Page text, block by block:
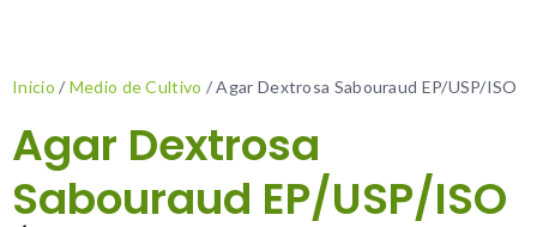
Inicio / Medio de Cultivo / Agar Dextrosa Sabouraud EP/USP/ISO
Agar Dextrosa
Sabouraud EP/USP/ISO